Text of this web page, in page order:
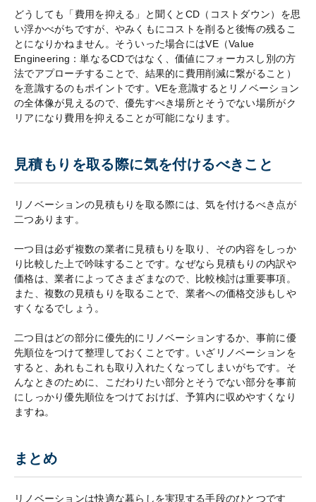
どうしても「費用を抑える」と聞くとCD（コストダウン）を思
い浮かべがちですが、やみくもにコストを削ると後悔の残るこ
とになりかねません。そういった場合にはVE（Value
Engineering：単なるCDではなく、価値にフォーカスし別の方
法でアプローチすることで、結果的に費用削減に繋がること）
を意識するのもポイントです。VEを意識するとリノベーション
の全体像が見えるので、優先すべき場所とそうでない場所がク
リアになり費用を抑えることが可能になります。
見積もりを取る際に気を付けるべきこと
リノベーションの見積もりを取る際には、気を付けるべき点が
二つあります。
一つ目は必ず複数の業者に見積もりを取り、その内容をしっか
り比較した上で吟味することです。なぜなら見積もりの内訳や
価格は、業者によってさまざまなので、比較検討は重要事項。
また、複数の見積もりを取ることで、業者への価格交渉もしや
すくなるでしょう。
二つ目はどの部分に優先的にリノベーションするか、事前に優
先順位をつけて整理しておくことです。いざリノベーションを
すると、あれもこれも取り入れたくなってしまいがちです。そ
んなときのために、こだわりたい部分とそうでない部分を事前
にしっかり優先順位をつけておけば、予算内に収めやすくなり
ますね。
まとめ
リノベーションは快適な暮らしを実現する手段のひとつです